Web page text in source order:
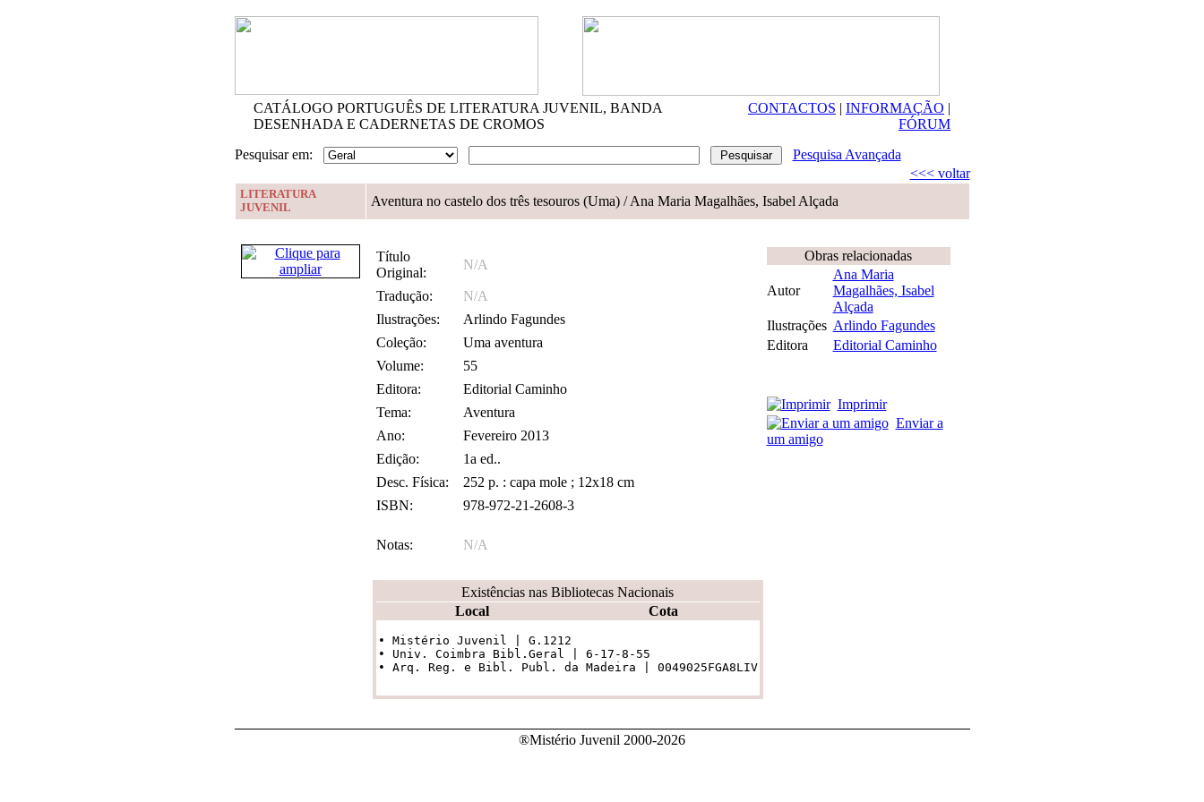
CATÁLOGO PORTUGUÊS DE LITERATURA JUVENIL, BANDA
DESENHADA E CADERNETAS DE CROMOS
CONTACTOS | INFORMAÇÃO |
FÓRUM
Pesquisar em:
Pesquisa Avançada
<<< voltar
LITERATURA
JUVENIL
Aventura no castelo dos três tesouros (Uma)/ Ana Maria Magalhães, Isabel Alçada
Título
Original:
N/A
Tradução:
N/A
Ilustrações:
Arlindo Fagundes
Coleção:
Uma aventura
Volume:
55
Editora:
Editorial Caminho
Tema:
Aventura
Ano:
Fevereiro 2013
Edição:
1a ed..
Desc. Física:
252 p. : capa mole ; 12x18 cm
ISBN:
978-972-21-2608-3
Notas: N/A
Existências nas Bibliotecas Nacionais
Local
Cota
• Mistério Juvenil | G.1212
• Univ. Coimbra Bibl.Geral | 6-17-8-55
• Arq. Reg. e Bibl. Publ. da Madeira | 0049025FGA8LIV
Obras relacionadas
Autor
Ana Maria
Magalhães, Isabel
Alçada
Ilustrações Arlindo Fagundes
Editora
Editorial Caminho
Imprimir
Enviar a
um amigo
®Mistério Juvenil 2000-2026